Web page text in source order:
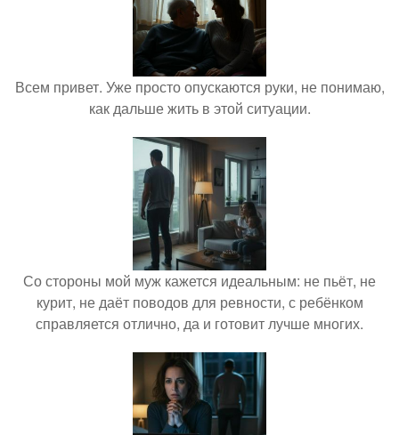
Всем привет. Уже просто опускаются руки, не понимаю,
как дальше жить в этой ситуации.
Со стороны мой муж кажется идеальным: не пьёт, не
курит, не даёт поводов для ревности, с ребёнком
справляется отлично, да и готовит лучше многих.